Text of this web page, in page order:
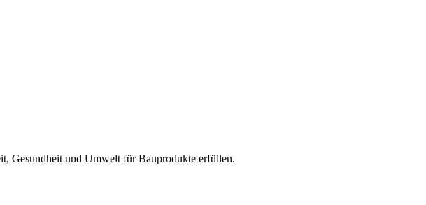
Gesundheit und Umwelt für Bauprodukte erfüllen.